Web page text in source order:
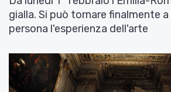
gialla. Si può tornare finalmente
persona l'esperienza dell'arte